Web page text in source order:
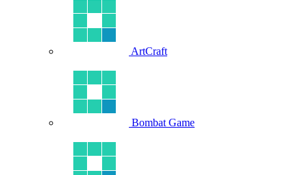
ArtCraft
Bombat Game